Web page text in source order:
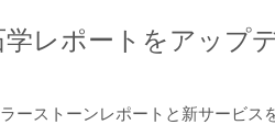
レポートをアップ
ーストーンレポートと新サービス